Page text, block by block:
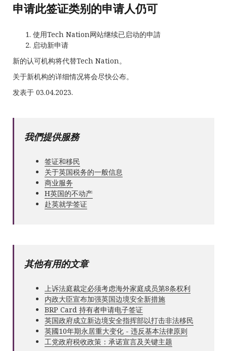
申请此签证类别的申请人仍可
使用Tech Nation网站继续已启动的申請
启动新申请
新的认可机构将代替Tech Nation。
关于新机构的详细情况将会尽快公布。
发表于 03.04.2023.
我們提供服務
签证和移民
关于英国税务的一般信息
商业服务
Н英国的不动产
赴英就学签证
其他有用的文章
上诉法庭裁定必须考虑海外家庭成员第8条权利
内政大臣宣布加强英国边境安全新措施
BRP Card 持有者申请电子签证
英国政府成立新边境安全指挥部以打击非法移民
英國10年期永居重大变化 - 违反基本法律原则
工党政府税收政策：承诺宣言及关键主题